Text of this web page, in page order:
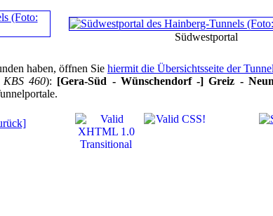
Südwestportal
haben, öffnen Sie hiermit die Übersichtsseite der
KBS 460): [Gera-Süd - Wünschendorf -] Greiz -